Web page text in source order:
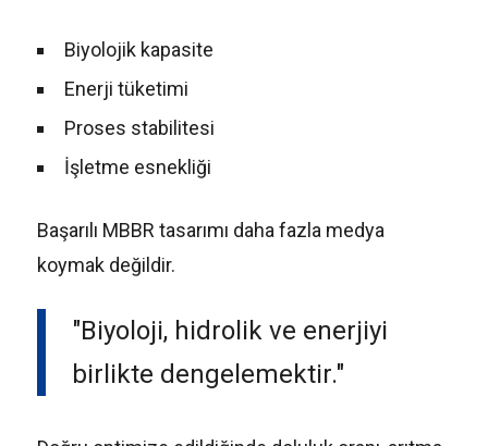
Biyolojik kapasite
Enerji tüketimi
Proses stabilitesi
İşletme esnekliği
Başarılı MBBR tasarımı daha fazla medya
koymak değildir.
Biyoloji, hidrolik ve enerjiyi
birlikte dengelemektir.